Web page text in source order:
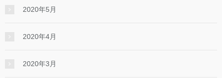
2020年5月
2020年4月
2020年3月